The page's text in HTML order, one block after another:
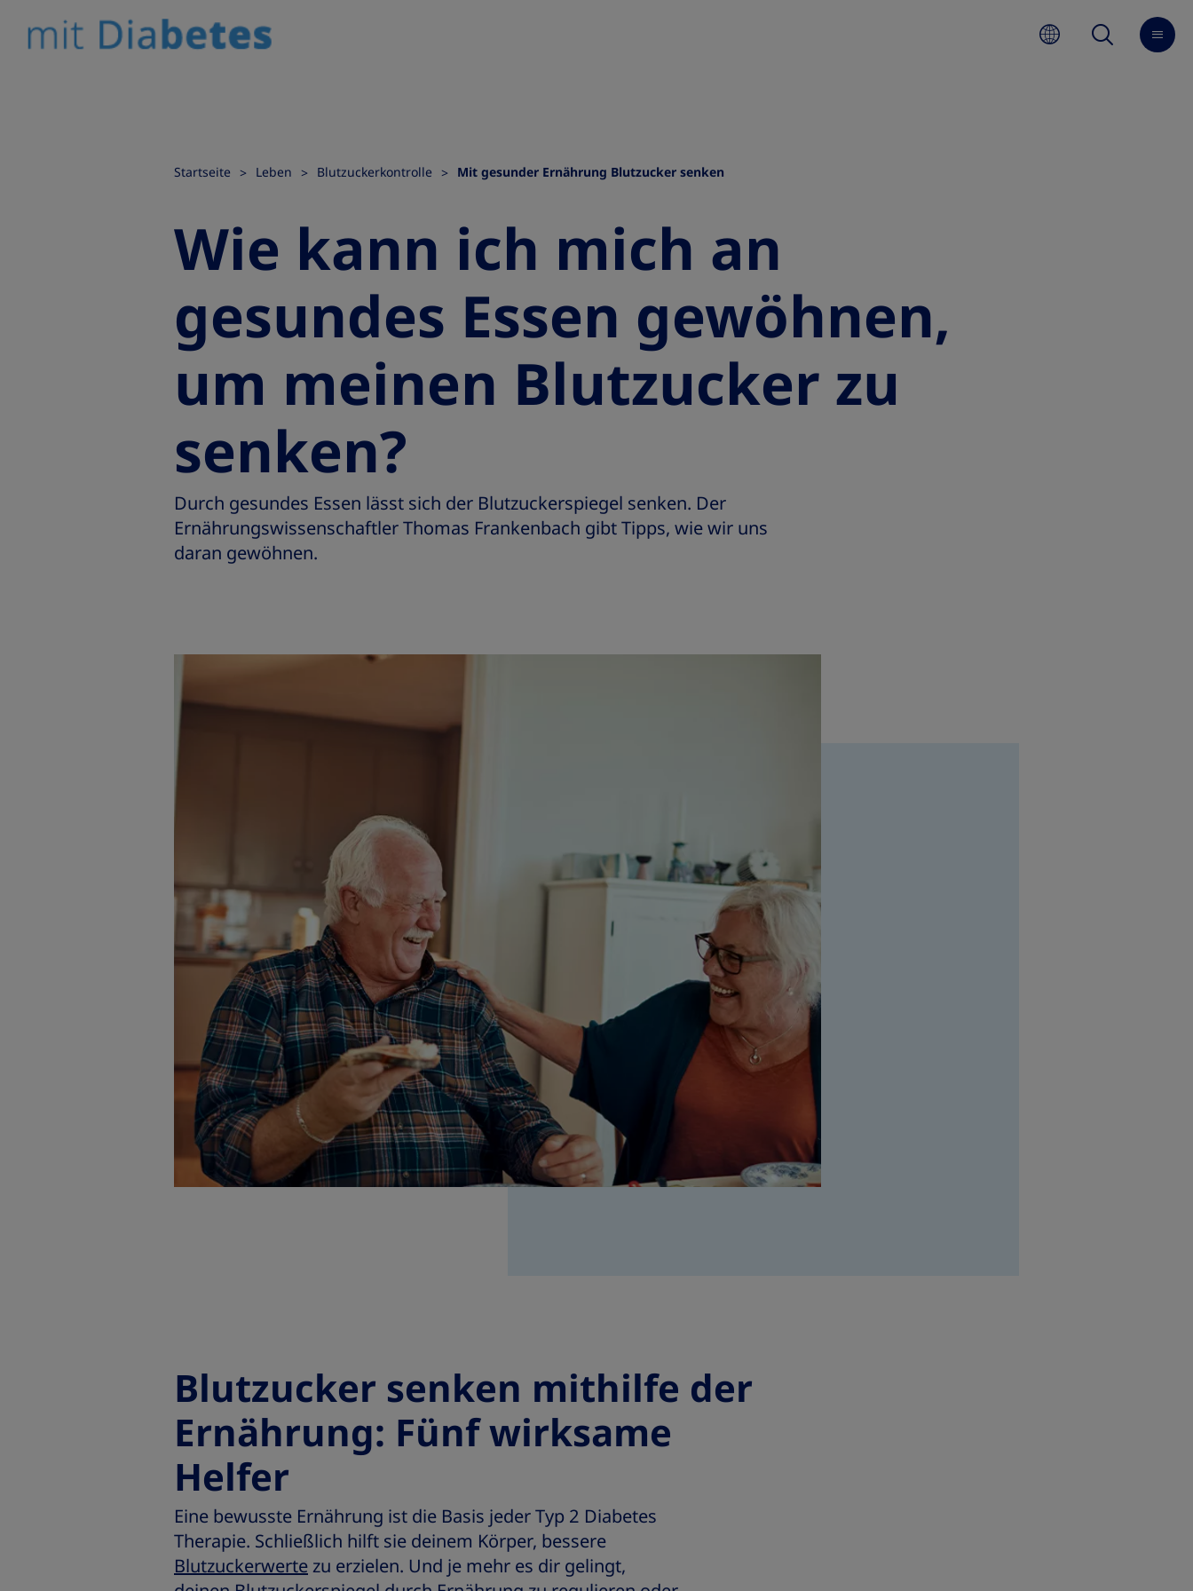
Startseite Leben Blutzuckerkontrolle Mit gesunder Ernährung Blutzucker senken
Wie kann ich mich an
gesundes Essen gewöhnen,
um meinen Blutzucker zu
senken?
Durch gesundes Essen lässt sich der Blutzuckerspiegel senken. Der
Ernährungswissenschaftler Thomas Frankenbach gibt Tipps, wie wir uns
daran gewöhnen.
Blutzucker senken mithilfe der
Ernährung: Fünf wirksame
Helfer
Eine bewusste Ernährung ist die Basis jeder Typ 2 Diabetes
Therapie. Schließlich hilft sie deinem Körper, bessere
Blutzuckerwertezu erzielen. Und je mehr es dir gelingt,